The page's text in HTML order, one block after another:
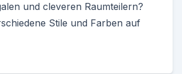
und cleveren Raumteilern?
Stile und Farben auf